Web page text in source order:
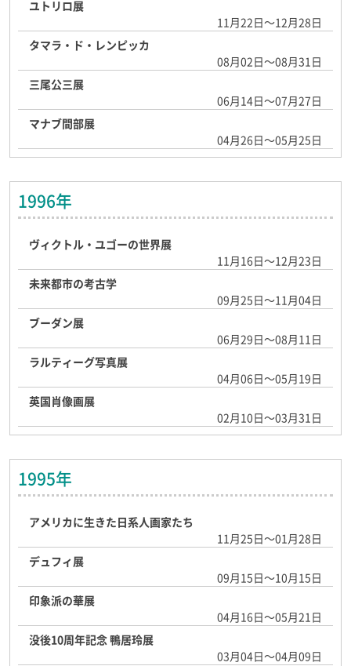
ユトリロ展
11月22日～12月28日
タマラ・ド・レンピッカ
08月02日～08月31日
三尾公三展
06月14日～07月27日
マナブ間部展
04月26日～05月25日
1996年
ヴィクトル・ユゴーの世界展
11月16日～12月23日
未来都市の考古学
09月25日～11月04日
ブーダン展
06月29日～08月11日
ラルティーグ写真展
04月06日～05月19日
英国肖像画展
02月10日～03月31日
1995年
アメリカに生きた日系人画家たち
11月25日～01月28日
デュフィ展
09月15日～10月15日
印象派の華展
04月16日～05月21日
没後10周年記念 鴨居玲展
03月04日～04月09日